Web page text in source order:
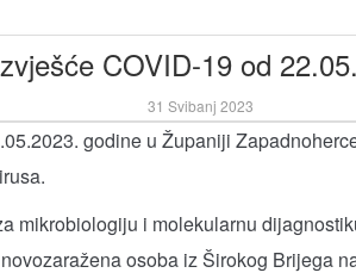
COVID-19 od
31 Svibanj 2023
godine u Županiji
mikrobiologiju i molekularnu
osoba iz Širokog Brijega